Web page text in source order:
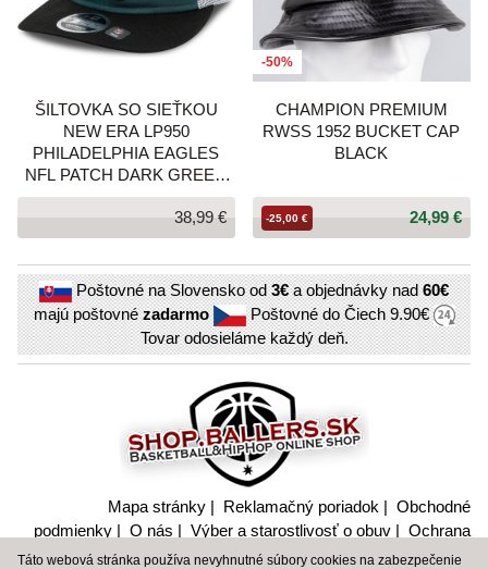
ŠILTOVKA SO SIEŤKOU
NEW ERA LP950
PHILADELPHIA EAGLES
NFL PATCH DARK GREEN
LOW PROFILE 9FIFTY
SNAPBACK CAP
TMAVOZELENÁ
38,99 €
-50%
CHAMPION PREMIUM
RWSS 1952 BUCKET CAP
BLACK
24,99 €
-25,00 €
Poštovné na Slovensko od3€a objednávky nad60€
majú poštovnézadarmo Poštovné do Čiech9.90€
Tovar odosieláme každý deň.
Mapa stránky | Reklamačný poriadok | Obchodné
podmienky | O nás | Výber a starostlivosť o obuv | Ochrana
súkromia a nakladanie s citlivými údajmi
Táto webová stránka používa nevyhnutné súbory cookies na zabezpečenie